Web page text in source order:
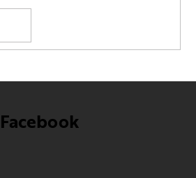
Facebook